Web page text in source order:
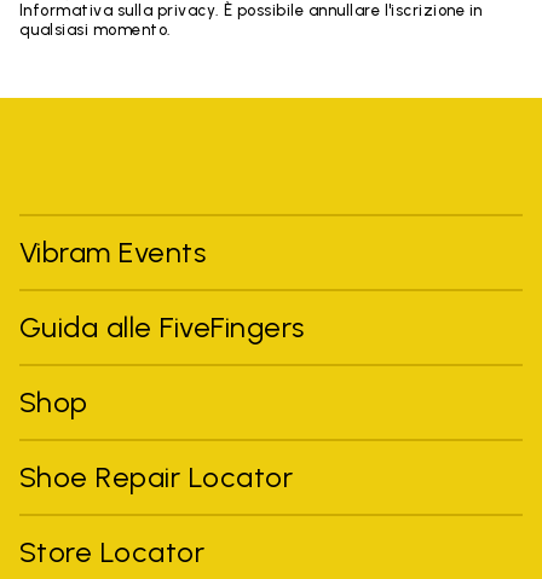
Informativa sulla privacy. È possibile annullare l'iscrizione in
qualsiasi momento.
Vibram Events
Guida alle FiveFingers
Shop
Shoe Repair Locator
Store Locator